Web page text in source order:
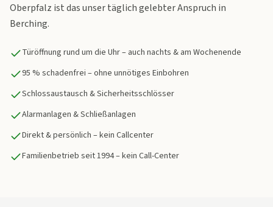
Oberpfalz ist das unser täglich gelebter Anspruch in
Berching.
Türöffnung rund um die Uhr – auch nachts & am Wochenende
95 % schadenfrei – ohne unnötiges Einbohren
Schlossaustausch & Sicherheitsschlösser
Alarmanlagen & Schließanlagen
Direkt & persönlich – kein Callcenter
Familienbetrieb seit 1994 – kein Call-Center